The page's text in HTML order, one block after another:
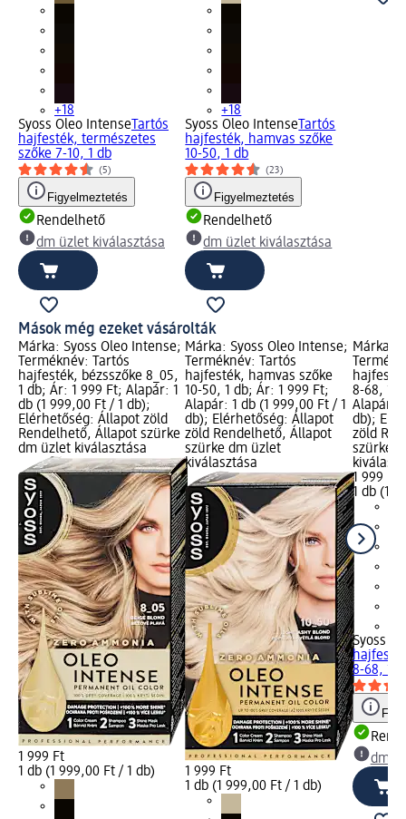
+18
Syoss Oleo Intense Tartós
hajfesték, természetes
szőke 7-10, 1 db
(5)
Figyelmeztetés
Rendelhető
dm üzlet kiválasztása
+18
Syoss Oleo Intense Tartós
hajfesték, hamvas szőke
10-50, 1 db
(23)
Figyelmeztetés
Rendelhető
dm üzlet kiválasztása
Mások még ezeket vásárolták
Márka: Syoss Oleo Intense;
Terméknév: Tartós
hajfesték, bézsszőke 8_05,
1 db; Ár: 1 999 Ft; Alapár: 1
db (1 999,00 Ft / 1 db);
Elérhetőség: Állapot zöld
Rendelhető, Állapot szürke
dm üzlet kiválasztása
1 999 Ft
1 db (1 999,00 Ft / 1 db)
Márka: Syoss Oleo Intense;
Terméknév: Tartós
hajfesték, hamvas szőke
10-50, 1 db; Ár: 1 999 Ft;
Alapár: 1 db (1 999,00 Ft / 1
db); Elérhetőség: Állapot
zöld Rendelhető, Állapot
szürke dm üzlet
kiválasztása
1 999 Ft
1 db (1 999,00 Ft / 1 db)
Márka:
8-68, 1
Alapár:
db);
zöld
szürke
1 999 Ft
1 db (1
Syoss
8-68, 1
dm